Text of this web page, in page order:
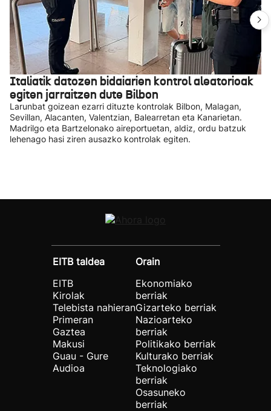
Italiatik datozen bidaiarien kontrol aleatorioak
egiten jarraitzen dute Bilbon
Larunbat goizean ezarri dituzte kontrolak Bilbon, Malagan,
Sevillan, Alacanten, Valentzian, Balearretan eta Kanarietan.
Madrilgo eta Bartzelonako aireportuetan, aldiz, ordu batzuk
lehenago hasi ziren ausazko kontrolak egiten.
EITB taldea
EITB
Kirolak
Telebista nahieran
Primeran
Gaztea
Makusi
Guau - Gure
Audioa
Orain
Ekonomiako
berriak
Gizarteko berriak
Nazioarteko
berriak
Politikako berriak
Kulturako berriak
Teknologiako
berriak
Osasuneko
berriak